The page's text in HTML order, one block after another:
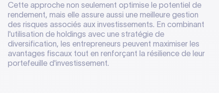
Cette approche non seulement optimise le potentiel de
rendement, mais elle assure aussi une meilleure gestion
des risques associés aux investissements. En combinant
l'utilisation de holdings avec une stratégie de
diversification, les entrepreneurs peuvent maximiser les
avantages fiscaux tout en renforçant la résilience de leur
portefeuille d'investissement.